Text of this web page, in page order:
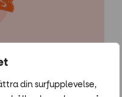
din surfupplevelse,
med Amnesty